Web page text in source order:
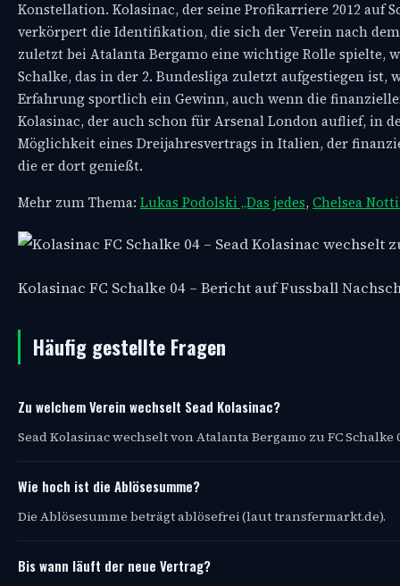
Konstellation. Kolasinac, der seine Profikarriere 2012 auf
verkörpert die Identifikation, die sich der Verein nach
zuletzt bei Atalanta Bergamo eine wichtige Rolle
Schalke, das in der 2. Bundesliga zuletzt aufgestiegen
Erfahrung sportlich ein Gewinn, auch wenn die
Kolasinac, der auch schon für Arsenal London auflief, in
Möglichkeit eines Dreijahresvertrags in Italien, der
die er dort genießt.
Mehr zum Thema: Lukas Podolski „Das jedes, Chelsea
Kolasinac FC Schalke 04 – Bericht auf Fussball
Häufig gestellte Fragen
Zu welchem Verein wechselt Sead Kolasinac?
Sead Kolasinac wechselt von Atalanta Bergamo zu FC Schalke
Wie hoch ist die Ablösesumme?
Die Ablösesumme beträgt ablösefrei (laut transfermarkt.de).
Bis wann läuft der neue Vertrag?